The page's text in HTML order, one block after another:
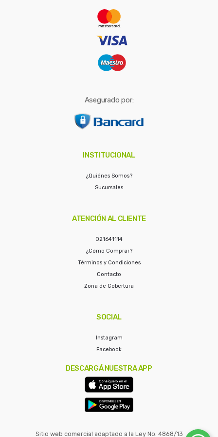
Asegurado por:
INSTITUCIONAL
¿Quiénes Somos?
Sucursales
ATENCIÓN AL CLIENTE
021641114
¿Cómo Comprar?
Términos y Condiciones
Contacto
Zona de Cobertura
SOCIAL
Instagram
Facebook
DESCARGÁ NUESTRA APP
Sitio web comercial adaptado a la Ley No. 4868/13